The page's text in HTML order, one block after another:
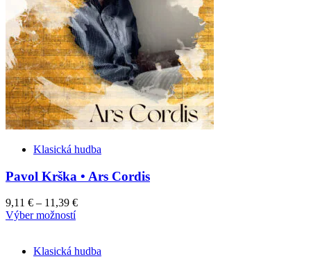
be
chosen
on
the
product
page
Klasická hudba
Pavol Krška • Ars Cordis
9,11 € – 11,39 €
Výber možnostíThis
multiple
Klasická hudba